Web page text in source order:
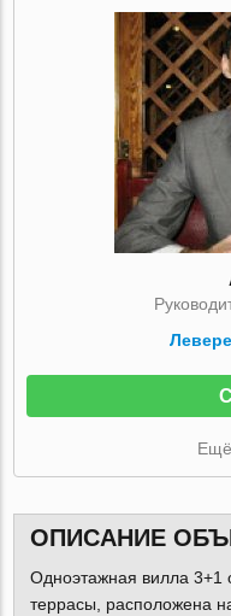
Ещё
ОПИСАНИЕ
Одноэтажная вилла
террасы, расположена